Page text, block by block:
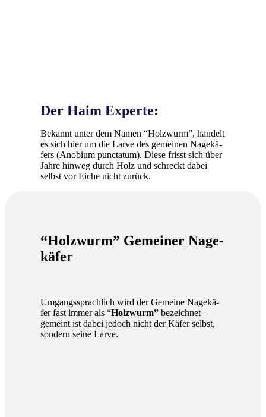
Der Haim Exper­te:
Bekannt unter dem Namen “Holz­wurm”, han­delt
es sich hier um die Lar­ve des gemei­nen Nage­kä­
fers (Anobi­um punc­ta­tum). Die­se frisst sich über
Jah­re hin­weg durch Holz und schreckt dabei
selbst vor Eiche nicht zurück.
“Holz­wurm” Gemei­ner Nage­
kä­fer
Umgangs­sprach­lich wird der Gemei­ne Nage­kä­
fer fast immer als “Holz­wurm” bezeich­net –
gemeint ist dabei jedoch nicht der Käfer selbst,
son­dern sei­ne Lar­ve.